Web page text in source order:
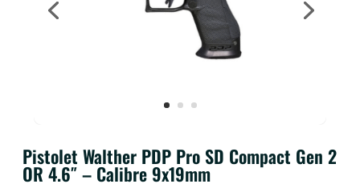
Pistolet Walther PDP Pro SD Compact Gen 2
OR 4.6″ – Calibre 9x19mm